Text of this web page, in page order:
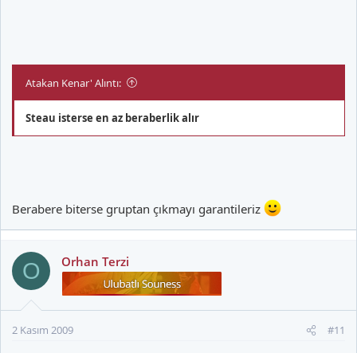
Atakan Kenar' Alıntı:
Steau isterse en az beraberlik alır
Berabere biterse gruptan çıkmayı garantileriz
O Orhan Terzi
2 Kasım 2009 #11